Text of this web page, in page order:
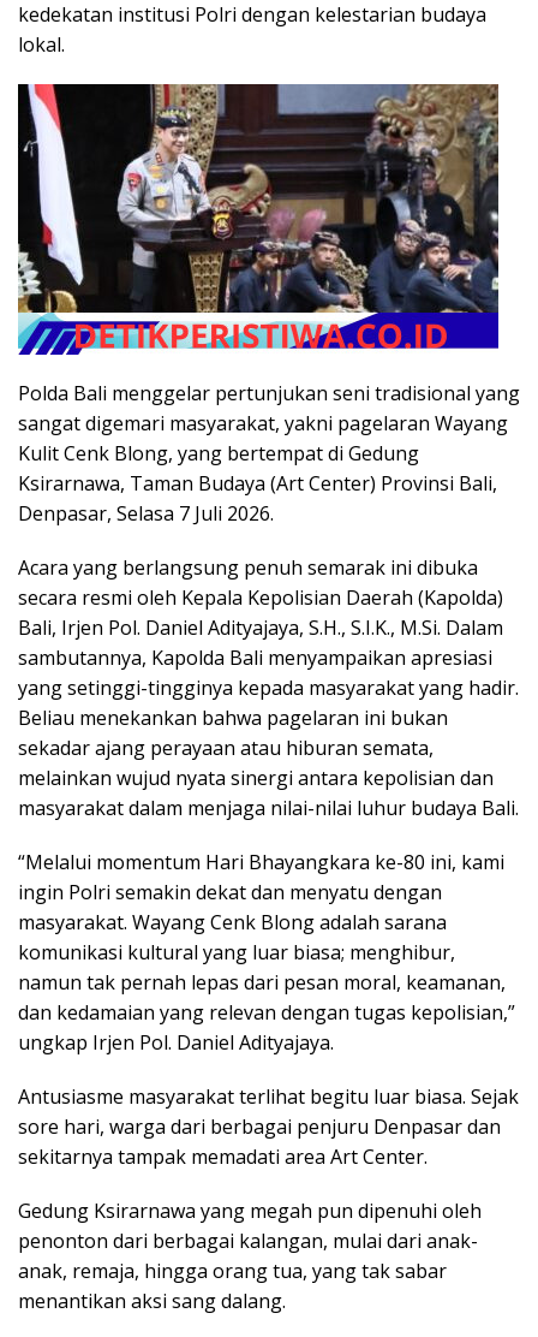
kedekatan institusi Polri dengan kelestarian budaya
lokal.
Polda Bali menggelar pertunjukan seni tradisional yang
sangat digemari masyarakat, yakni pagelaran Wayang
Kulit Cenk Blong, yang bertempat di Gedung
Ksirarnawa, Taman Budaya (Art Center) Provinsi Bali,
Denpasar, Selasa 7 Juli 2026.
Acara yang berlangsung penuh semarak ini dibuka
secara resmi oleh Kepala Kepolisian Daerah (Kapolda)
Bali, Irjen Pol. Daniel Adityajaya, S.H., S.I.K., M.Si. Dalam
sambutannya, Kapolda Bali menyampaikan apresiasi
yang setinggi-tingginya kepada masyarakat yang hadir.
Beliau menekankan bahwa pagelaran ini bukan
sekadar ajang perayaan atau hiburan semata,
melainkan wujud nyata sinergi antara kepolisian dan
masyarakat dalam menjaga nilai-nilai luhur budaya Bali.
“Melalui momentum Hari Bhayangkara ke-80 ini, kami
ingin Polri semakin dekat dan menyatu dengan
masyarakat. Wayang Cenk Blong adalah sarana
komunikasi kultural yang luar biasa; menghibur,
namun tak pernah lepas dari pesan moral, keamanan,
dan kedamaian yang relevan dengan tugas kepolisian,”
ungkap Irjen Pol. Daniel Adityajaya.
Antusiasme masyarakat terlihat begitu luar biasa. Sejak
sore hari, warga dari berbagai penjuru Denpasar dan
sekitarnya tampak memadati area Art Center.
Gedung Ksirarnawa yang megah pun dipenuhi oleh
penonton dari berbagai kalangan, mulai dari anak-
anak, remaja, hingga orang tua, yang tak sabar
menantikan aksi sang dalang.